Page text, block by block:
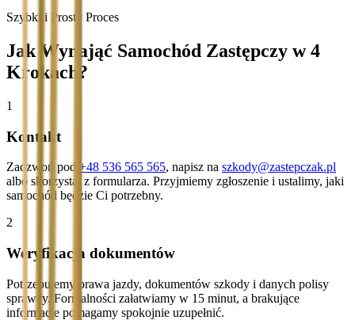
Szybki i Prosty Proces
Jak Wynająć Samochód Zastępczy w 4
Krokach?
1
Kontakt
Zadzwoń pod +48 536 565 565, napisz na szkody@zastepczak.pl
albo skorzystaj z formularza. Przyjmiemy zgłoszenie i ustalimy, jaki
samochód będzie Ci potrzebny.
2
Weryfikacja dokumentów
Potrzebujemy prawa jazdy, dokumentów szkody i danych polisy
sprawcy. Formalności załatwiamy w 15 minut, a brakujące
informacje pomagamy spokojnie uzupełnić.